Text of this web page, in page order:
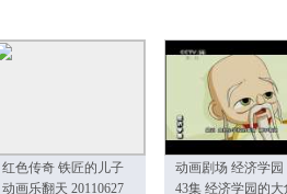
红色传奇 铁匠的儿子
动画乐翻天 20110627
动画剧场 经济学园
43集 经济学园的大